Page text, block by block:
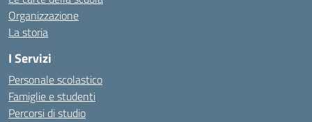
Organizzazione
La storia
I Servizi
Personale scolastico
Famiglie e studenti
Percorsi di studio